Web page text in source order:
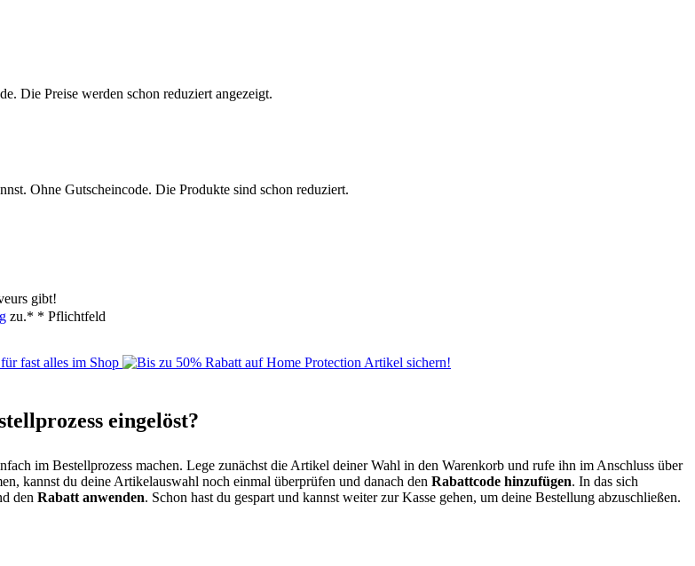
Die Preise werden schon reduziert angezeigt.
Ohne Gutscheincode. Die Produkte sind schon reduziert.
gibt!
zu.* * Pflichtfeld
eingelöst?
im Bestellprozess machen. Lege zunächst die Artikel deiner Wahl in den Warenkorb und rufe ihn im Anschluss über
kannst du deine Artikelauswahl noch einmal überprüfen und danach den Rabattcode hinzufügen. In das sich
den Rabatt anwenden. Schon hast du gespart und kannst weiter zur Kasse gehen, um deine Bestellung abzuschließen.